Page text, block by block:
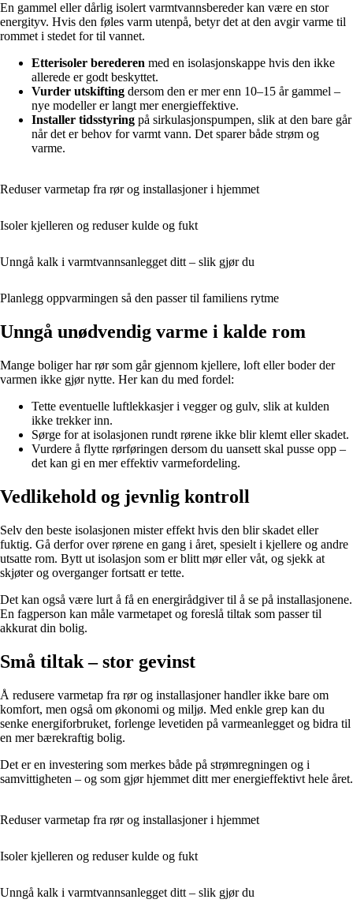
En gammel eller dårlig isolert varmtvannsbereder kan være en stor
energityv. Hvis den føles varm utenpå, betyr det at den avgir varme til
rommet i stedet for til vannet.
Etterisoler berederen med en isolasjonskappe hvis den ikke
allerede er godt beskyttet.
Vurder utskifting dersom den er mer enn 10–15 år gammel –
nye modeller er langt mer energieffektive.
Installer tidsstyring på sirkulasjonspumpen, slik at den bare går
når det er behov for varmt vann. Det sparer både strøm og
varme.
Reduser varmetap fra rør og installasjoner i hjemmet
Isoler kjelleren og reduser kulde og fukt
Unngå kalk i varmtvannsanlegget ditt – slik gjør du
Planlegg oppvarmingen så den passer til familiens rytme
Unngå unødvendig varme i kalde rom
Mange boliger har rør som går gjennom kjellere, loft eller boder der
varmen ikke gjør nytte. Her kan du med fordel:
Tette eventuelle luftlekkasjer i vegger og gulv, slik at kulden
ikke trekker inn.
Sørge for at isolasjonen rundt rørene ikke blir klemt eller skadet.
Vurdere å flytte rørføringen dersom du uansett skal pusse opp –
det kan gi en mer effektiv varmefordeling.
Vedlikehold og jevnlig kontroll
Selv den beste isolasjonen mister effekt hvis den blir skadet eller
fuktig. Gå derfor over rørene en gang i året, spesielt i kjellere og andre
utsatte rom. Bytt ut isolasjon som er blitt mør eller våt, og sjekk at
skjøter og overganger fortsatt er tette.
Det kan også være lurt å få en energirådgiver til å se på installasjonene.
En fagperson kan måle varmetapet og foreslå tiltak som passer til
akkurat din bolig.
Små tiltak – stor gevinst
Å redusere varmetap fra rør og installasjoner handler ikke bare om
komfort, men også om økonomi og miljø. Med enkle grep kan du
senke energiforbruket, forlenge levetiden på varmeanlegget og bidra til
en mer bærekraftig bolig.
Det er en investering som merkes både på strømregningen og i
samvittigheten – og som gjør hjemmet ditt mer energieffektivt hele året.
Reduser varmetap fra rør og installasjoner i hjemmet
Isoler kjelleren og reduser kulde og fukt
Unngå kalk i varmtvannsanlegget ditt – slik gjør du